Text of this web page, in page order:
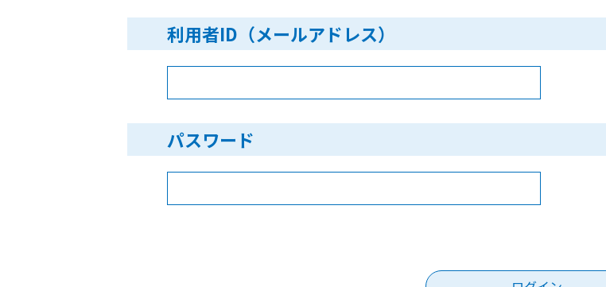
利用者ID（メールアドレス）
パスワード